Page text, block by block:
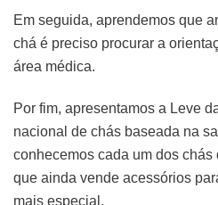
Em seguida, aprendemos que
chá é preciso procurar a
área médica.
Por fim, apresentamos a Leve
nacional de chás baseada na
conhecemos cada um dos
que ainda vende acessórios
mais especial.